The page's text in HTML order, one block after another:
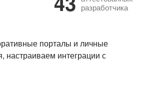
разработчика
порталы и личные
интеграции с